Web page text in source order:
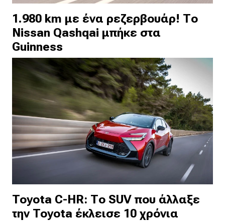
1.980 km με ένα ρεζερβουάρ! Το
Nissan Qashqai μπήκε στα
Guinness
Toyota C-HR: Το SUV που άλλαξε
την Toyota έκλεισε 10 χρόνια